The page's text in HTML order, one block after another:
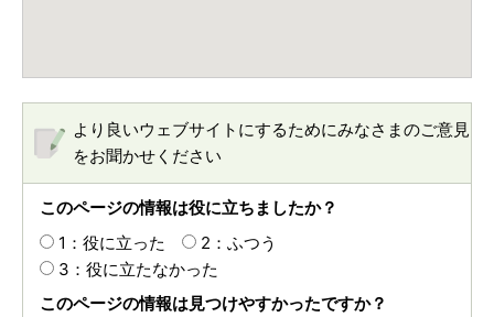
より良いウェブサイトにするためにみなさまのご意見
をお聞かせください
このページの情報は役に立ちましたか？
1：役に立った
2：ふつう
3：役に立たなかった
このページの情報は見つけやすかったですか？